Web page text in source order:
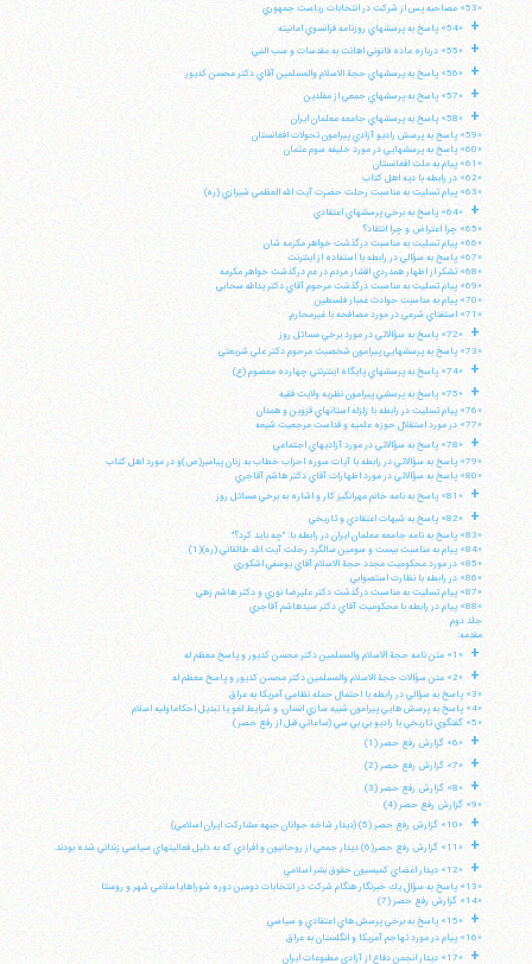
«53» مصاحبه پس از شركت در انتخابات رياست جمهوري
+ «54» پاسخ به پرسشهاي روزنامه فرانسوي امانيته
+ «55» درباره ماده قانوني اهانت به مقدسات و سب النبي
+ «56» پاسخ به پرسشهاي حجة الاسلام والمسلمين آقاي دكتر محسن كديور
+ «57» پاسخ به پرسشهاي جمعي از مقلدين
+
«58» پاسخ به پرسشهاي جامعه معلمان ايران
«59» پاسخ به پرسش راديو آزادي پيرامون تحولات افغانستان
«60» پاسخ به پرسشهايي در مورد خليفه سوم عثمان
«61» پيام به ملت افغانستان
«62» در رابطه با ديه اهل كتاب
«63» پيام تسليت به مناسبت رحلت حضرت آيت الله العظمي شيرازي (ره)
+
«64» پاسخ به برخي پرسشهاي اعتقادي
«65» چرا اعتراض و چرا انتقاد؟
«66» پيام تسليت به مناسبت درگذشت خواهر مكرمه شان
«67» پاسخ به سؤالي در رابطه با استفاده از اينترنت
«68» تشكر از اظهار همدردي اقشار مردم در غم درگذشت خواهر مكرمه
«69» پيام تسليت به مناسبت درگذشت مرحوم آقاي دكتر يدالله سحابي
«70» پيام به مناسبت حوادث غمبار فلسطين
«71» استفتاي شرعي در مورد مصافحه با غيرمحارم
+
«72» پاسخ به سؤالاتي در مورد برخي مسائل روز
«73» پاسخ به پرسشهايي پيرامون شخصيت مرحوم دكتر علي شريعتي
+ «74» پاسخ به پرسشهاي پايگاه اينترنتي چهارده معصوم (ع)
+
«75» پاسخ به پرسشي پيرامون نظريه ولايت فقيه
«76» پيام تسليت در رابطه با زلزله استانهاي قزوين و همدان
«77» در مورد استقلال حوزه علميه و قداست مرجعيت شيعه
+
«78» پاسخ به سؤالاتي در مورد آزاديهاي اجتماعي
«79» پاسخ به سؤالاتي در رابطه با آيات سوره احزاب خطاب به زنان پيامبر(ص)و در مورد اهل كتاب
«80» پاسخ به سؤالاتي در مورد اظهارات آقاي دكتر هاشم آقاجري
+ «81» پاسخ به نامه خانم مهرانگيز كار و اشاره به برخي مسائل روز
+
«82» پاسخ به شبهات اعتقادي و تاريخي
«83» پاسخ به نامه جامعه معلمان ايران در رابطه با: "چه بايد كرد؟"
«84» پيام به مناسبت بيست و سومين سالگرد رحلت آيت الله طالقاني (ره)(1)
«85» در مورد محكوميت مجدد حجة الاسلام آقاي يوسفي اشكوري
«86» در رابطه با نظارت استصوابي
«87» پيام تسليت به مناسبت درگذشت دكتر عليرضا نوري و دكتر هاشم زهي
«88» پيام در رابطه با محكوميت آقاي دكتر سيدهاشم آقاجري
جلد دوم
مقدمه:
+ «1» متن نامه حجة الاسلام والمسلمين دكتر محسن كديور و پاسخ معظم له
+
«2» متن سؤالات حجة الاسلام والمسلمين دكتر محسن كديور و پاسخ معظم له
«3» پاسخ به سؤالي در رابطه با احتمال حمله نظامي آمريكا به عراق
«4» پاسخ به پرسش هايي پيرامون شبيه سازي انسان، و شرايط لغو يا تبديل احكاماوليه اسلام
«5» گفتگوي تاريخي با راديو بي بي سي (ساعاتي قبل از رفع حصر)
+ «6» گزارش رفع حصر (1)
+ «7» گزارش رفع حصر (2)
+
«8» گزارش رفع حصر (3)
«9» گزارش رفع حصر (4)
+ «10» گزارش رفع حصر (5) (ديدار شاخه جوانان جبهه مشاركت ايران اسلامي)
+ «11» گزارش رفع حصر(6) ديدار جمعي از روحانيون و افرادي كه به دليل فعاليتهاي سياسي زنداني شده بودند.
+
«12» ديدار اعضاي كميسيون حقوق بشر اسلامي
«13» پاسخ به سؤال يك خبرنگار هنگام شركت در انتخابات دومين دوره شوراهاياسلامي شهر و روستا
«14» گزارش رفع حصر (7)
+
«15» پاسخ به برخي پرسش هاي اعتقادي و سياسي
«16» پيام در مورد تهاجم آمريكا و انگلستان به عراق
+
«17» ديدار انجمن دفاع از آزادي مطبوعات ايران